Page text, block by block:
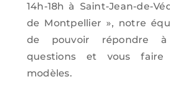
14h-18h à Saint-Jean-de-
de Montpellier », notre
de pouvoir répondre
questions et vous faire
modèles.